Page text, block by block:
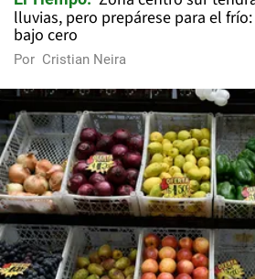
lluvias, pero prepárese para el
bajo cero
Por Cristian Neira